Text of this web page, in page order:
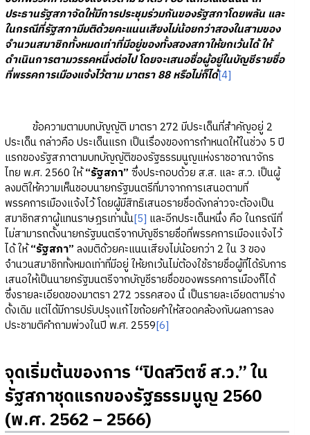
ประธานรัฐสภาจัดให้มีการประชุมร่วมกันของรัฐสภาโดยพลัน และ
ในกรณีที่รัฐสภามีมติด้วยคะแนนเสียงไม่น้อยกว่าสองในสามของ
จำนวนสมาชิกทั้งหมดเท่าที่มีอยู่ของทั้งสองสภาให้ยกเว้นได้ ให้
ดำเนินการตามวรรคหนึ่งต่อไป โดยจะเสนอชื่อผู้อยู่ในบัญชีรายชื่อ
ที่พรรคการเมืองแจ้งไว้ตาม มาตรา 88 หรือไม่ก็ได้[4]
ข้อความตามบทบัญญัติ มาตรา 272 มีประเด็นที่สำคัญอยู่ 2
ประเด็น กล่าวคือ ประเด็นแรก เป็นเรื่องของการกำหนดให้ในช่วง 5 ปี
แรกของรัฐสภาตามบทบัญญัติของรัฐธรรมนูญแห่งราชอาณาจักร
ไทย พ.ศ. 2560 ให้“รัฐสภา” ซึ่งประกอบด้วย ส.ส. และ ส.ว. เป็นผู้
ลงมติให้ความเห็นชอบนายกรัฐมนตรีที่มาจากการเสนอตามที่
พรรคการเมืองแจ้งไว้ โดยผู้มีสิทธิเสนอรายชื่อดังกล่าวจะต้องเป็น
สมาชิกสภาผู้แทนราษฎรเท่านั้น[5] และอีกประเด็นหนึ่ง คือ ในกรณีที่
ไม่สามารถตั้งนายกรัฐมนตรีจากบัญชีรายชื่อที่พรรคการเมืองแจ้งไว้
ได้ ให้“รัฐสภา” ลงมติด้วยคะแนนเสียงไม่น้อยกว่า 2 ใน 3 ของ
จำนวนสมาชิกทั้งหมดเท่าที่มีอยู่ ให้ยกเว้นไม่ต้องใช้รายชื่อผู้ที่ได้รับการ
เสนอให้เป็นนายกรัฐมนตรีจากบัญชีรายชื่อของพรรคการเมืองก็ได้
ซึ่งรายละเอียดของมาตรา 272 วรรคสอง นี้ เป็นรายละเอียดตามร่าง
ดั้งเดิม แต่ได้มีการปรับปรุงแก้ไขถ้อยคำให้สอดคล้องกับผลการลง
ประชามติคำถามพ่วงในปี พ.ศ. 2559[6]
จุดเริ่มต้นของการ “ปิดสวิตซ์ ส.ว.” ใน
รัฐสภาชุดแรกของรัฐธรรมนูญ 2560
(พ.ศ. 2562 – 2566)